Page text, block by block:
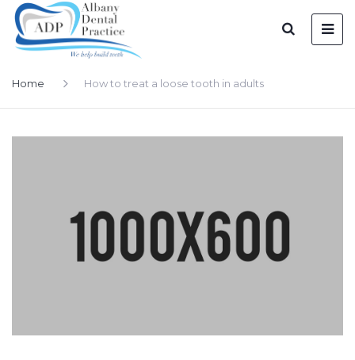
Home How to treat a loose tooth in adults